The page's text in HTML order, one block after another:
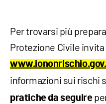
Per trovarsi più
Protezione Civile
informazioni sui rischi
pratiche da seguire